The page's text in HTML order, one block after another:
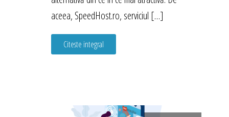
aceea, SpeedHost.ro, serviciul […]
Citeste integral